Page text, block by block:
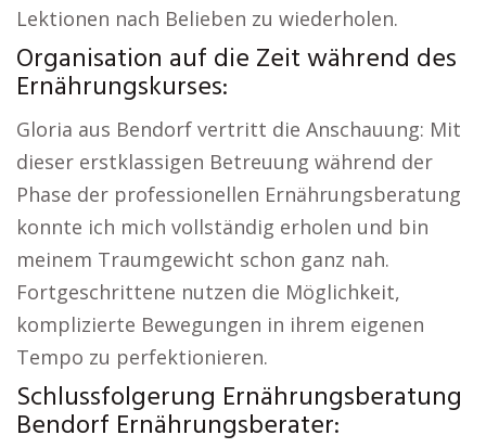
Lektionen nach Belieben zu wiederholen.
Organisation auf die Zeit während des
Ernährungskurses:
Gloria aus Bendorf vertritt die Anschauung: Mit
dieser erstklassigen Betreuung während der
Phase der professionellen Ernährungsberatung
konnte ich mich vollständig erholen und bin
meinem Traumgewicht schon ganz nah.
Fortgeschrittene nutzen die Möglichkeit,
komplizierte Bewegungen in ihrem eigenen
Tempo zu perfektionieren.
Schlussfolgerung Ernährungsberatung
Bendorf Ernährungsberater: